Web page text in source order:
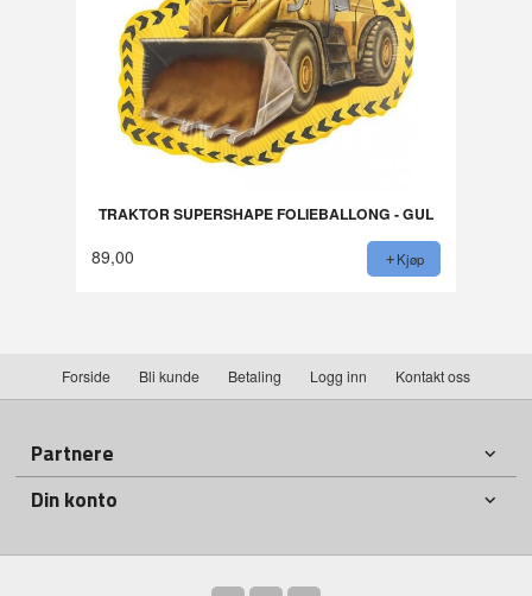
TRAKTOR SUPERSHAPE FOLIEBALLONG - GUL
89,00 Kjøp
Forside Bli kunde Betaling Logg inn Kontakt oss
Partnere
Din konto